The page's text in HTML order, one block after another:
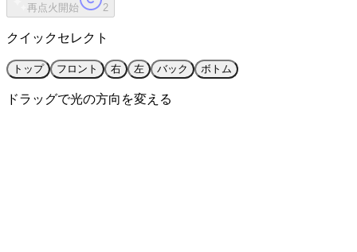
再点火開始 2
クイックセレクト
トップ フロント 右 左 バック ボトム
ドラッグで光の方向を変える